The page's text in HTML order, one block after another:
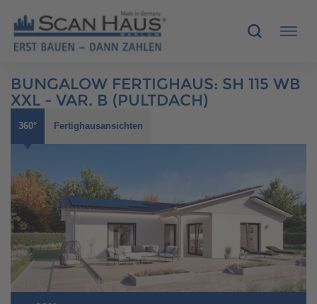
HÄUSER
MUSTERHÄUSER
RUND UMS BAUEN
ÜBER UNS
KONTAKT
BUNGALOW FERTIGHAUS: SH 115 WB
XXL - VAR. B (PULTDACH)
360° Fertighausansichten